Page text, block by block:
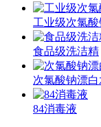
工业级次氯酸
食品级洗洁精
次氯酸钠漂白
84消毒液